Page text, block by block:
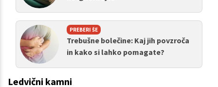
PREBERI ŠE
Trebušne bolečine: Kaj jih povzroča
in kako si lahko pomagate?
Ledvični kamni